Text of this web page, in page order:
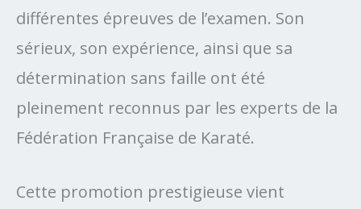
différentes épreuves de l’examen. Son
sérieux, son expérience, ainsi que sa
détermination sans faille ont été
pleinement reconnus par les experts de la
Fédération Française de Karaté.
Cette promotion prestigieuse vient